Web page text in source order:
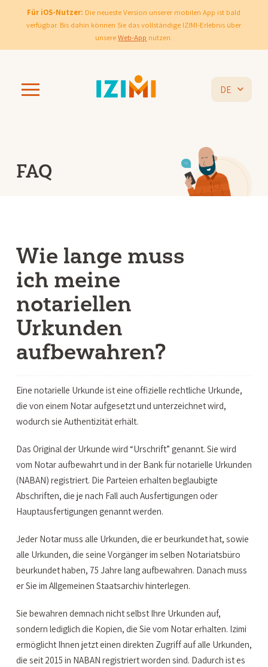
Für iOS-Nutzer: Die neueste Version unserer mobilen App ist bald
verfügbar. Bis dahin können Sie das vollständige IZIMI-Erlebnis über
unsereWeb-App nutzen.
DE
FAQ
Wie lange muss
ich meine
notariellen
Urkunden
aufbewahren?
Eine notarielle Urkunde ist eine offizielle rechtliche Urkunde,
die von einem Notar aufgesetzt und unterzeichnet wird,
wodurch sie Authentizität erhält.
Das Original der Urkunde wird “Urschrift” genannt. Sie wird
vom Notar aufbewahrt und in der Bank für notarielle Urkunden
(NABAN) registriert. Die Parteien erhalten beglaubigte
Abschriften, die je nach Fall auch Ausfertigungen oder
Hauptausfertigungen genannt werden.
Jeder Notar muss alle Urkunden, die er beurkundet hat, sowie
alle Urkunden, die seine Vorgänger im selben Notariatsbüro
beurkundet haben, 75 Jahre lang aufbewahren. Danach muss
er Sie im Allgemeinen Staatsarchiv hinterlegen.
Sie bewahren demnach nicht selbst Ihre Urkunden auf,
sondern lediglich die Kopien, die Sie vom Notar erhalten. Izimi
ermöglicht Ihnen jetzt einen direkten Zugriff auf alle Urkunden,
die seit 2015 in NABAN registriert worden sind. Dadurch ist es